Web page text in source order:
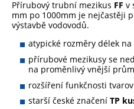
Přírubový trubní mezikus FF v
mm po 1000mm je nejčastěji
výstavbě vodovodů.
atypické rozměry délek na
přírubové mezikusy se
na proměnlivý vnější
rozšíření funkčnosti
starší české značení TP